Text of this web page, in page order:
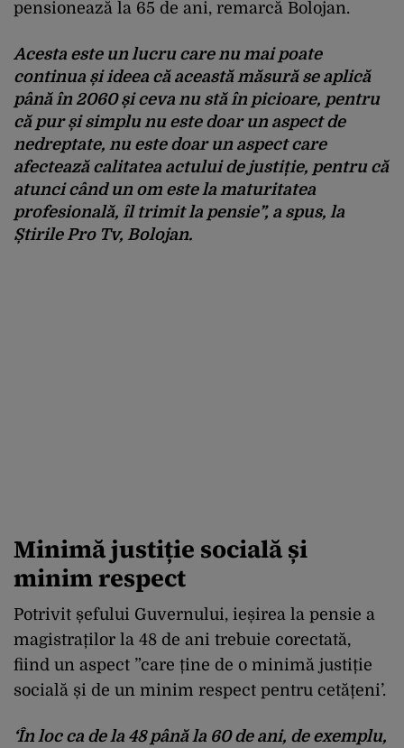
pensionează la 65 de ani, remarcă Bolojan.
Acesta este un lucru care nu mai poate
continua și ideea că această măsură se aplică
până în 2060 și ceva nu stă în picioare, pentru
că pur și simplu nu este doar un aspect de
nedreptate, nu este doar un aspect care
afectează calitatea actului de justiție, pentru că
atunci când un om este la maturitatea
profesională, îl trimit la pensie”, a spus, la
Știrile Pro Tv, Bolojan.
Minimă justiție socială și
minim respect
Potrivit șefului Guvernului, ieșirea la pensie a
magistraților la 48 de ani trebuie corectată,
fiind un aspect ”care ține de o minimă justiție
socială și de un minim respect pentru cetățeni’.
‘În loc ca de la 48 până la 60 de ani, de exemplu,